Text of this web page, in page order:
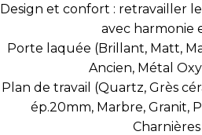
Design et confort : retravailler
avec harmonie
Porte laquée (Brillant, Matt,
Ancien, Métal
Plan de travail (Quartz, Grès
ép.20mm, Marbre, Granit,